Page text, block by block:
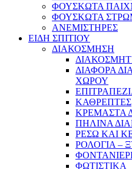
ΦΟΥΣΚΩΤΑ
ΦΟΥΣΚΩΤΑ
ΑΝΕΜΙΣΤΗΡΕΣ
ΕΙΔΗ ΣΠΙΤΙΟΥ
ΔΙΑΚΟΣΜΗΣΗ
ΔΙΑΦΟΡΑ
ΧΩΡΟΥ
ΚΑΘΡΕΠΤΕΣ
ΚΡΕΜΑΣΤΑ
ΠΗΛΙΝΑ
ΡΕΣΩ ΚΑΙ
ΡΟΛΟΓΙΑ –
ΦΩΤΙΣΤΙΚΑ